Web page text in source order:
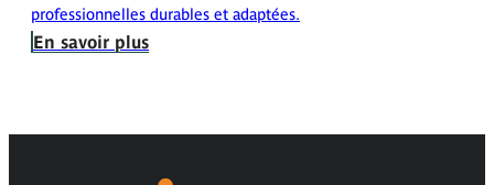
professionnelles durables et adaptées.
En savoir plus